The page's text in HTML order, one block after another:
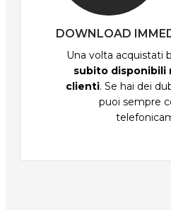
DOWNLOAD
Una volta acquistati
subito disponibili
clienti. Se hai dei
puoi sempre